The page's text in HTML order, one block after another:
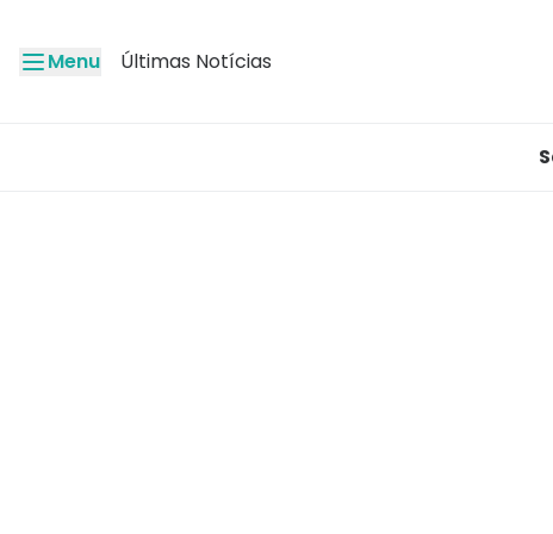
Menu Últimas Notícias